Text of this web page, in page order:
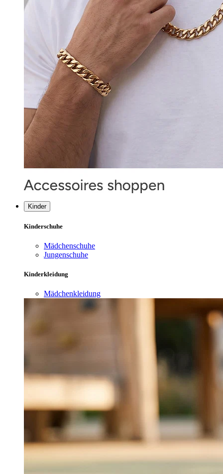
Kinder
Kinderschuhe
Mädchenschuhe
Jungenschuhe
Kinderkleidung
Mädchenkleidung